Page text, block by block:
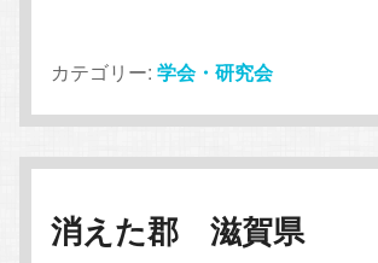
カテゴリー: 学会・研究会
消えた郡 滋賀県